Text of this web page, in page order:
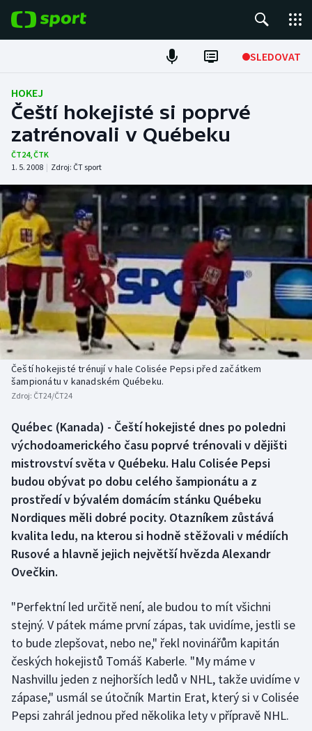
SLEDOVAT
Fotbal
Hokej
Tenis
Atletika
Cyklistika
DALŠÍ SPORTY
Americký fotbal
Baseball a softbal
Biatlon
Boby a skeleton
Box
Curling
Dostihy
Florbal
Golf
Gymnastika
Házená
Jezdectví
NEPŘEHLÉDNĚTE
Soutěže
Historické návraty
Aplikace ČT sport
AZ kvíz
HOKEJ
Čeští hokejisté si poprvé
zatrénovali v Québeku
ČT24,ČTK
1. 5. 2008 | Zdroj: ČT sport
Čeští hokejisté trénují v hale Colisée Pepsi před začátkem
šampionátu v kanadském Québeku.
Zdroj: ČT24/ČT24
Québec (Kanada) - Čeští hokejisté dnes po poledni
východoamerického času poprvé trénovali v dějišti
mistrovství světa v Québeku. Halu Colisée Pepsi
budou obývat po dobu celého šampionátu a z
prostředí v bývalém domácím stánku Québeku
Nordiques měli dobré pocity. Otazníkem zůstává
kvalita ledu, na kterou si hodně stěžovali v médiích
Rusové a hlavně jejich největší hvězda Alexandr
Ovečkin.
"Perfektní led určitě není, ale budou to mít všichni
stejný. V pátek máme první zápas, tak uvidíme, jestli se
to bude zlepšovat, nebo ne," řekl novinářům kapitán
českých hokejistů Tomáš Kaberle. "My máme v
Nashvillu jeden z nejhorších ledů v NHL, takže uvidíme v
zápase," usmál se útočník Martin Erat, který si v Colisée
Pepsi zahrál jednou před několika lety v přípravě NHL.